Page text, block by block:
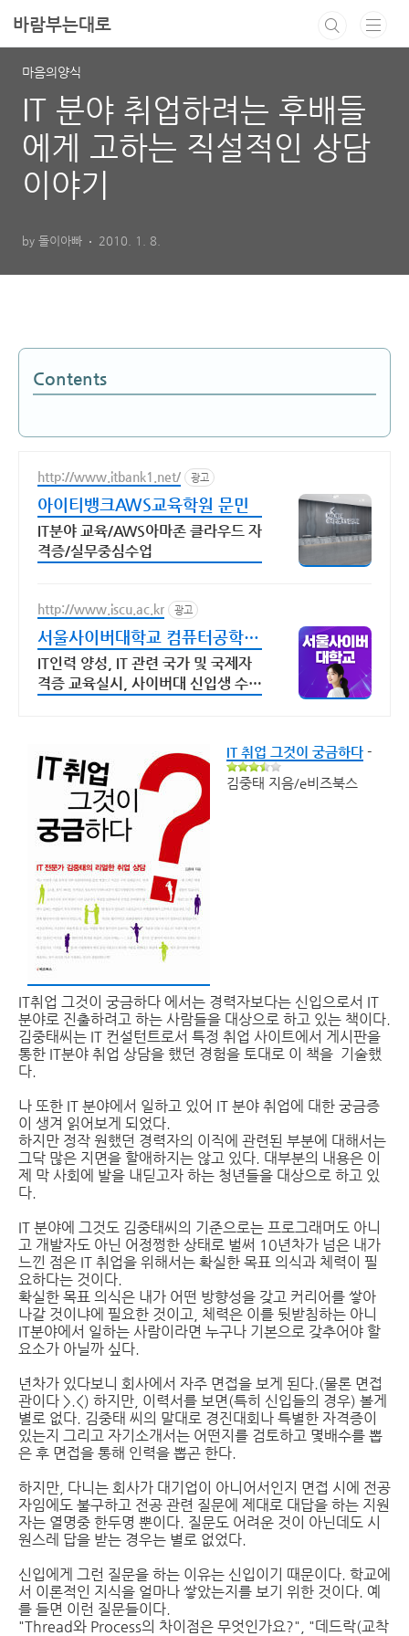
바람부는대로
마음의양식
IT 분야 취업하려는 후배들
에게 고하는 직설적인 상담
이야기
by 돌이아빠 2010. 1. 8.
Contents
http://www.itbank1.net/ 광고
아이티뱅크AWS교육학원 문민
IT분야 교육/AWS아마존 클라우드 자
격증/실무중심수업
http://www.iscu.ac.kr 광고
서울사이버대학교 컴퓨터공학과
2026 가을학기 신편입생
IT인력 양성, IT 관련 국가 및 국제자
격증 교육실시, 사이버대 신입생 수 1
IT 취업 그것이 궁금하다 -
김중태 지음/e비즈북스
IT취업 그것이 궁금하다 에서는 경력자보다는 신입으로서 IT
분야로 진출하려고 하는 사람들을 대상으로 하고 있는 책이다.
김중태씨는 IT 컨설턴트로서 특정 취업 사이트에서 게시판을
통한 IT분야 취업 상담을 했던 경험을 토대로 이 책을 기술했
다.
나 또한 IT 분야에서 일하고 있어 IT 분야 취업에 대한 궁금증
이 생겨 읽어보게 되었다.
하지만 정작 원했던 경력자의 이직에 관련된 부분에 대해서는
그닥 많은 지면을 할애하지는 않고 있다. 대부분의 내용은 이
제 막 사회에 발을 내딛고자 하는 청년들을 대상으로 하고 있
다.
IT 분야에 그것도 김중태씨의 기준으로는 프로그래머도 아니
고 개발자도 아닌 어정쩡한 상태로 벌써 10년차가 넘은 내가
느낀 점은 IT 취업을 위해서는 확실한 목표 의식과 체력이 필
요하다는 것이다.
확실한 목표 의식은 내가 어떤 방향성을 갖고 커리어를 쌓아
나갈 것이냐에 필요한 것이고, 체력은 이를 뒷받침하는 아니
IT분야에서 일하는 사람이라면 누구나 기본으로 갖추어야 할
요소가 아닐까 싶다.
년차가 있다보니 회사에서 자주 면접을 보게 된다.(물론 면접
관이다 >.<) 하지만, 이력서를 보면(특히 신입들의 경우) 볼게
별로 없다. 김중태 씨의 말대로 경진대회나 특별한 자격증이
있는지 그리고 자기소개서는 어떤지를 검토하고 몇배수를 뽑
은 후 면접을 통해 인력을 뽑곤 한다.
하지만, 다니는 회사가 대기업이 아니어서인지 면접 시에 전공
자임에도 불구하고 전공 관련 질문에 제대로 대답을 하는 지원
자는 열명중 한두명 뿐이다. 질문도 어려운 것이 아닌데도 시
원스레 답을 받는 경우는 별로 없었다.
신입에게 그런 질문을 하는 이유는 신입이기 때문이다. 학교에
서 이론적인 지식을 얼마나 쌓았는지를 보기 위한 것이다. 예
를 들면 이런 질문들이다.
"Thread와 Process의 차이점은 무엇인가요?", "데드락(교착